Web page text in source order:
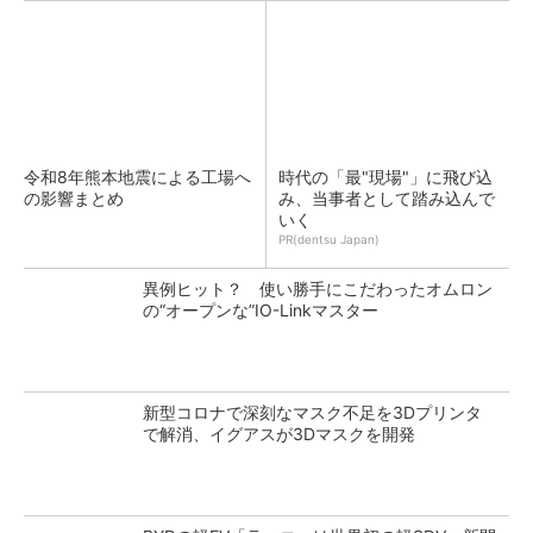
令和8年熊本地震による工場へ
の影響まとめ
時代の「最"現場"」に飛び込
み、当事者として踏み込んで
いく
PR(dentsu Japan)
異例ヒット？ 使い勝手にこだわったオムロン
の“オープンな”IO-Linkマスター
新型コロナで深刻なマスク不足を3Dプリンタ
で解消、イグアスが3Dマスクを開発